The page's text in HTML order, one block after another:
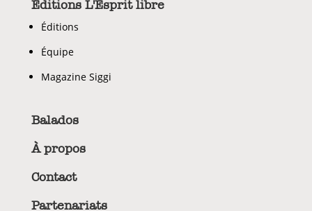
Éditions L'Esprit libre
Éditions
Équipe
Magazine Siggi
Balados
À propos
Contact
Partenariats